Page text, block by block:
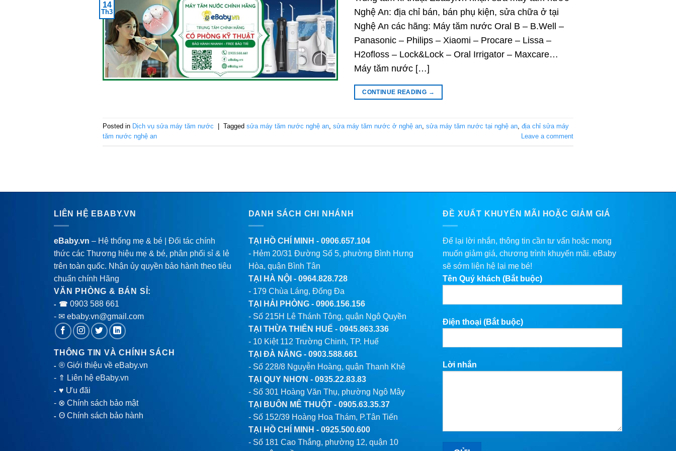
14
Th3
Nghệ An: địa chỉ bán, bán phụ kiện, sửa chữa ở tại
Nghệ An các hãng: Máy tăm nước Oral B – B.Well –
Panasonic – Philips – Xiaomi – Procare – Lissa –
H2ofloss – Lock&Lock – Oral Irrigator – Maxcare…
Máy tăm nước […]
CONTINUE READING →
Posted in Dịch vụ sửa máy tăm nước Tagged sửa máy tăm nước nghệ an, sửa máy tăm nước ở nghệ an, sửa máy tăm nước tại nghệ an, địa chỉ sửa máy
tăm nước nghệ an
Leave a comment
LIÊN HỆ EBABY.VN
eBaby.vn – Hệ thống mẹ & bé | Đối tác chính
thức các Thương hiệu mẹ & bé, phân phối sỉ & lẻ
trên toàn quốc. Nhận ủy quyền bảo hành theo tiêu
chuẩn chính Hãng
VĂN PHÒNG & BÁN SỈ:
- ☎ 0903 588 661
- ✉ ebaby.vn@gmail.com
THÔNG TIN VÀ CHÍNH SÁCH
-® Giới thiệu về eBaby.vn
- ⇑ Liên hệ eBaby.vn
-♥ Ưu đãi
- ⊗ Chính sách bảo mật
-Θ Chính sách bảo hành
DANH SÁCH CHI NHÁNH
TẠI HỒ CHÍ MINH - 0906.657.104
- Hẻm 20/31 Đường Số 5, phường Bình Hưng
Hòa, quận Bình Tân
TẠI HÀ NỘI - 0964.828.728
- 179 Chùa Láng, Đống Đa
TẠI HẢI PHÒNG - 0906.156.156
- Số 215H Lê Thánh Tông, quận Ngô Quyền
TẠI THỪA THIÊN HUẾ - 0945.863.336
- 10 Kiệt 112 Trường Chinh, TP. Huế
TẠI ĐÀ NẴNG - 0903.588.661
- Số 228/8 Nguyễn Hoàng, quận Thanh Khê
TẠI QUY NHƠN - 0935.22.83.83
- Số 301 Hoàng Văn Thụ, phường Ngô Mây
TẠI BUÔN MÊ THUỘT - 0905.63.35.37
- Số 152/39 Hoàng Hoa Thám, P.Tân Tiến
TẠI HỒ CHÍ MINH - 0925.500.600
- Số 181 Cao Thắng, phường 12, quận 10
ĐỀ XUẤT KHUYẾN MÃI HOẶC GIẢM GIÁ
Để lại lời nhắn, thông tin cần tư vấn hoặc mong
muốn giảm giá, chương trình khuyến mãi. eBaby
sẽ sớm liện hệ lại mẹ bé!
Tên Quý khách (Bắt buộc)
Điện thoại (Bắt buộc)
Lời nhắn